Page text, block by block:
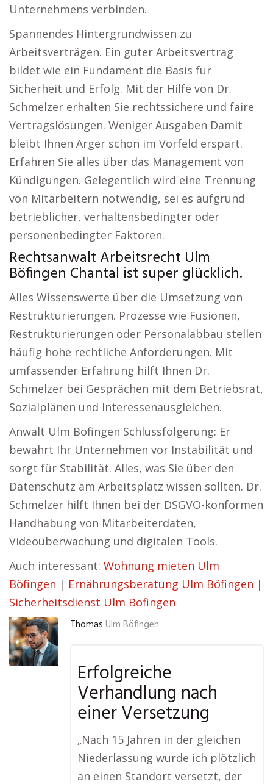
Unternehmens verbinden.
Spannendes Hintergrundwissen zu
Arbeitsverträgen. Ein guter Arbeitsvertrag
bildet wie ein Fundament die Basis für
Sicherheit und Erfolg. Mit der Hilfe von Dr.
Schmelzer erhalten Sie rechtssichere und faire
Vertragslösungen. Weniger Ausgaben Damit
bleibt Ihnen Ärger schon im Vorfeld erspart.
Erfahren Sie alles über das Management von
Kündigungen. Gelegentlich wird eine Trennung
von Mitarbeitern notwendig, sei es aufgrund
betrieblicher, verhaltensbedingter oder
personenbedingter Faktoren.
Rechtsanwalt Arbeitsrecht Ulm
Böfingen Chantal ist super glücklich.
Alles Wissenswerte über die Umsetzung von
Restrukturierungen. Prozesse wie Fusionen,
Restrukturierungen oder Personalabbau stellen
häufig hohe rechtliche Anforderungen. Mit
umfassender Erfahrung hilft Ihnen Dr.
Schmelzer bei Gesprächen mit dem Betriebsrat,
Sozialplänen und Interessenausgleichen.
Anwalt Ulm Böfingen Schlussfolgerung: Er
bewahrt Ihr Unternehmen vor Instabilität und
sorgt für Stabilität. Alles, was Sie über den
Datenschutz am Arbeitsplatz wissen sollten. Dr.
Schmelzer hilft Ihnen bei der DSGVO-konformen
Handhabung von Mitarbeiterdaten,
Videoüberwachung und digitalen Tools.
Auch interessant: Wohnung mieten Ulm
Böfingen | Ernährungsberatung Ulm Böfingen |
Sicherheitsdienst Ulm Böfingen
Thomas Ulm Böfingen
Erfolgreiche
Verhandlung nach
einer Versetzung
„Nach 15 Jahren in der gleichen
Niederlassung wurde ich plötzlich
an einen Standort versetzt, der